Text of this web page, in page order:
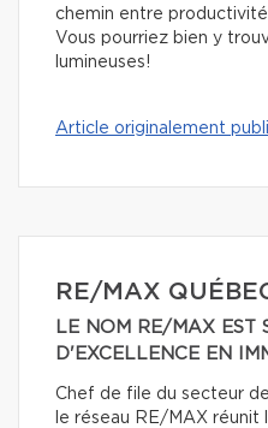
chemin entre
Vous pourriez bien y
lumineuses!
Article originalement
RE/MAX
LE NOM RE/MAX EST
D'EXCELLENCE EN
Chef de file du secteur
le réseau RE/MAX réunit